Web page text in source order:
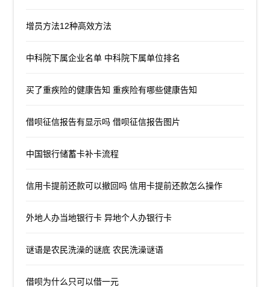
增员方法12种高效方法
中科院下属企业名单 中科院下属单位排名
买了重疾险的健康告知 重疾险有哪些健康告知
借呗征信报告有显示吗 借呗征信报告图片
中国银行储蓄卡补卡流程
信用卡提前还款可以撤回吗 信用卡提前还款怎么操作
外地人办当地银行卡 异地个人办银行卡
谜语是农民洗澡的谜底 农民洗澡谜语
借呗为什么只可以借一元